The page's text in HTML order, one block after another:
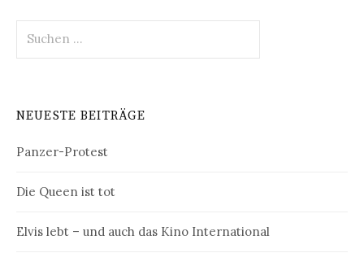
nach:
NEUESTE BEITRÄGE
Panzer-Protest
Die Queen ist tot
Elvis lebt – und auch das Kino International